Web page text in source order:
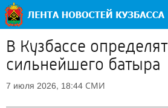
В Кузбассе определят
сильнейшего батыра
7 июля 2026, 18:44 СМИ